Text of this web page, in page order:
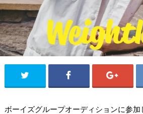
ボーイズグループオーディションに参加